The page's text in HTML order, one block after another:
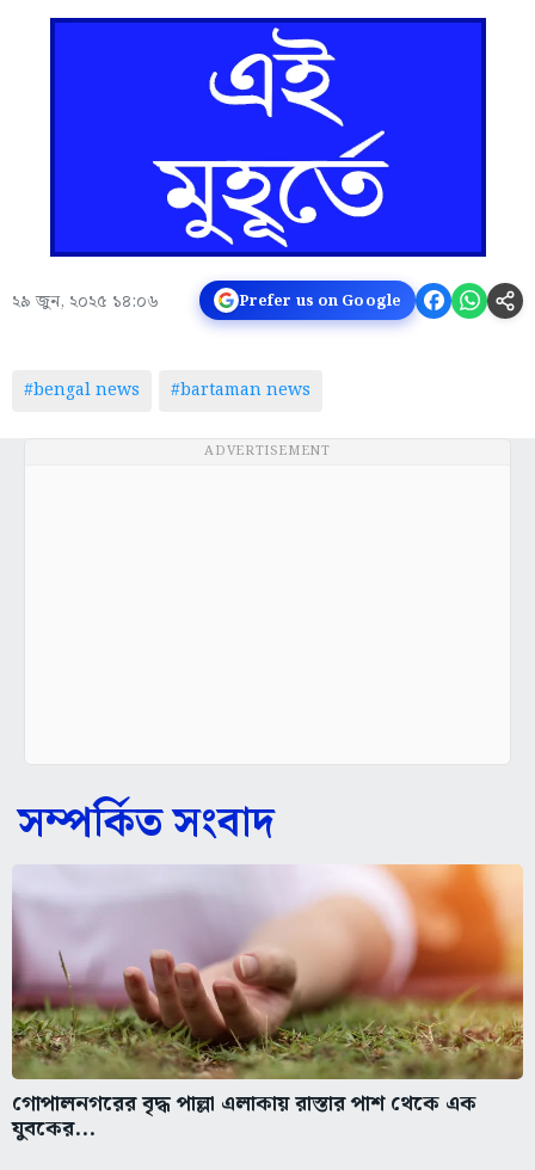
২৯ জুন, ২০২৫ ১৪:০৬ Prefer us on Google
#bengal news #bartaman news
ADVERTISEMENT
সম্পর্কিত সংবাদ
গোপালনগরের বৃদ্ধ পাল্লা এলাকায় রাস্তার পাশ থেকে এক
যুবকের...